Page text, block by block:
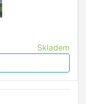
Skladem